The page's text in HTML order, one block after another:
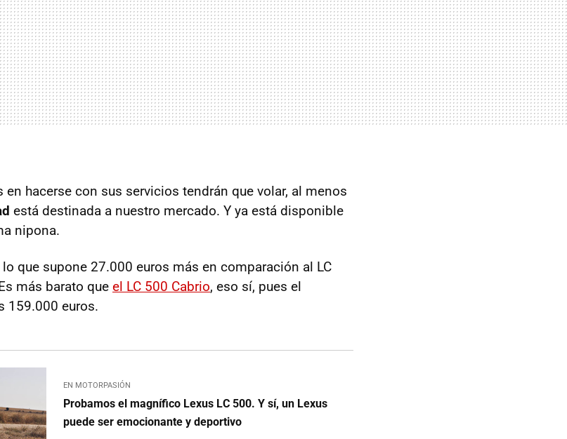
hacerse con sus servicios tendrán que volar, al menos
está destinada a nuestro mercado. Y ya está disponible
nipona.
lo que supone 27.000 euros más en comparación al LC
más barato que el LC 500 Cabrio, eso sí, pues el
159.000 euros.
EN MOTORPASIÓN
Probamos el magnífico Lexus LC 500. Y sí, un Lexus
puede ser emocionante y deportivo